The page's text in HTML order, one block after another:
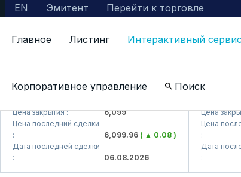
EN Эмитент Перейти к торговле
Главное Листинг Интерактивный сервис
Корпоративное управление Поиск
Цена закрытия :
6,099
Цена последний сделки
6,099.96( ▲ 0.08 )
Дата последней сделки
06.08.2026
Цена
Цена
Дата